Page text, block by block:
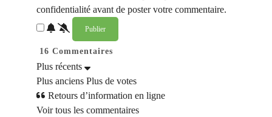
confidentialité avant de poster votre commentaire.
16 Commentaires
Plus récents
Plus anciens Plus de votes
Retours d’information en ligne
Voir tous les commentaires